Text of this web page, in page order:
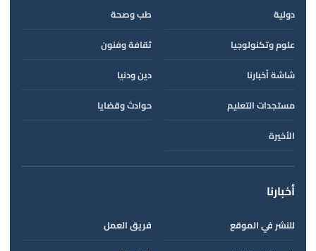
دولية
طب وصحة
علوم وتكنولوجيا
ثقافة وفنون
شاشة أخبارنا
دين ودنيا
مستجدات التعليم
حوادث وقضايا
الأخيرة
أخبارنا
للنشر في الموقع
فريق العمل